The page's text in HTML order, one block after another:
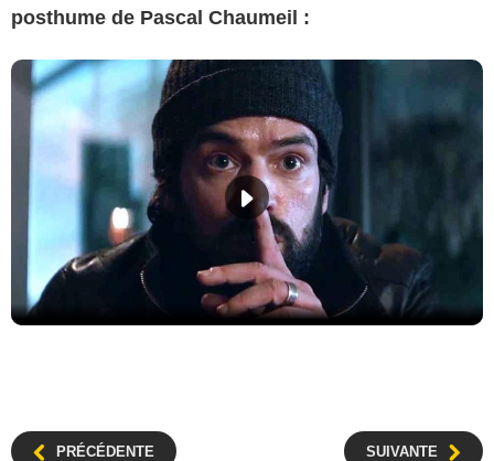
posthume de Pascal Chaumeil :
PRÉCÉDENTE SUIVANTE